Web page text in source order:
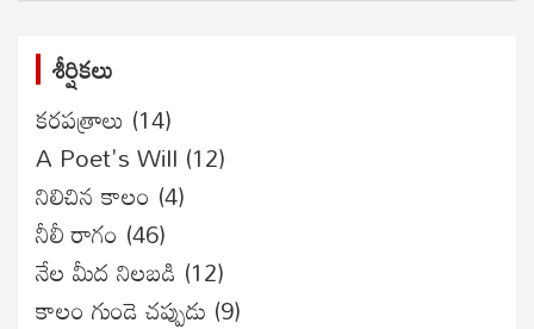
శీర్షికలు
కరపత్రాలు (14)
A Poet's Will (12)
నిలిచిన కాలం (4)
నీలీ రాగం (46)
నేల మీద నిలబడి (12)
కాలం గుండె చప్పుడు (9)